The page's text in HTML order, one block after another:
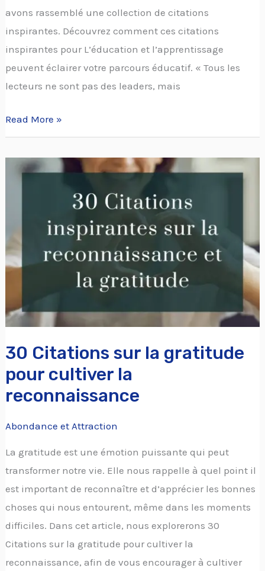
avons rassemblé une collection de citations
inspirantes. Découvrez comment ces citations
inspirantes pour L’éducation et l’apprentissage
peuvent éclairer votre parcours éducatif. « Tous les
lecteurs ne sont pas des leaders, mais
Read More »
30 Citations sur la gratitude
pour cultiver la
reconnaissance
Abondance et Attraction
La gratitude est une émotion puissante qui peut
transformer notre vie. Elle nous rappelle à quel point il
est important de reconnaître et d’apprécier les bonnes
choses qui nous entourent, même dans les moments
difficiles. Dans cet article, nous explorerons 30
Citations sur la gratitude pour cultiver la
reconnaissance, afin de vous encourager à cultiver
gratitude
pour
reconnaissance